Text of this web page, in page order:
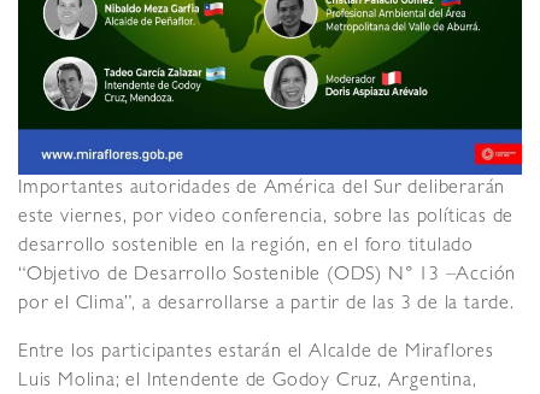
Importantes autoridades de América del Sur deliberarán
este viernes, por video conferencia, sobre las políticas de
desarrollo sostenible en la región, en el foro titulado
“Objetivo de Desarrollo Sostenible (ODS) N° 13 –Acción
por el Clima”, a desarrollarse a partir de las 3 de la tarde.
Entre los participantes estarán el Alcalde de Miraflores
Luis Molina; el Intendente de Godoy Cruz, Argentina,